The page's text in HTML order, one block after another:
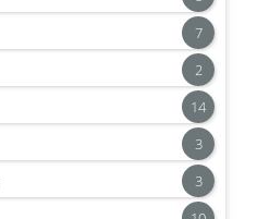
7
2
14
3
3